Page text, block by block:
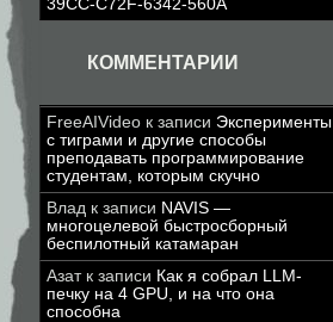
39CC-C72F-6342-560A
КОММЕНТАРИИ
FreeAIVideo к записи Эксперименты
с тиграми и другие способы
преподавать программирование
студентам, которым скучно
Влад к записи NAVIS —
многоцелевой быстросборный
беспилотный катамаран
Азатк записи Как я собрал LLM-
печку на 4 GPU, и на что она
способна